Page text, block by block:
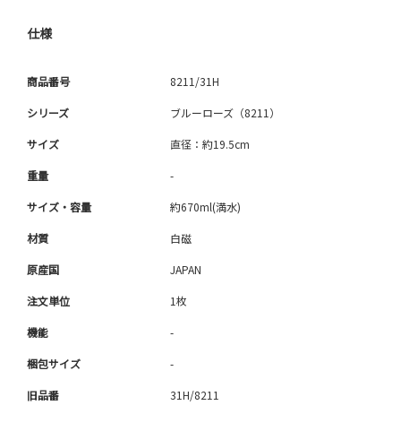
仕様
商品番号 8211/31H
シリーズ ブルーローズ（8211）
サイズ 直径：約19.5cm
重量 -
サイズ・容量 約670ml(満水)
材質 白磁
原産国 JAPAN
注文単位 1枚
機能 -
梱包サイズ -
旧品番 31H/8211